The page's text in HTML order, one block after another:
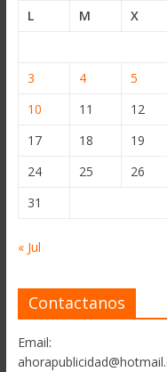
L
M X
3
4 5
10
11 12
17
18 19
24
25 26
31
« Jul
Contactanos
Email: